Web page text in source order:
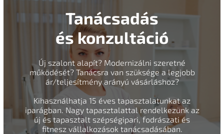
Tanácsadás
és konzultáció
Új szalont alapít? Modernizálni szeretné
működését? Tanácsra van szüksége a legjobb
ár/teljesítmény arányú vásárláshoz?
Kihasználhatja 15 éves tapasztalatunkat az
iparágban. Nagy tapasztalattal rendelkezünk az
új és tapasztalt szépségipari, fodrászati és
fitnesz vállalkozások tanácsadásában.